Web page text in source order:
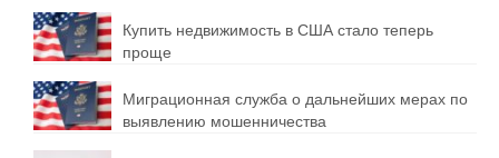
Купить недвижимость в США стало теперь
проще
Миграционная служба о дальнейших мерах по
выявлению мошенничества